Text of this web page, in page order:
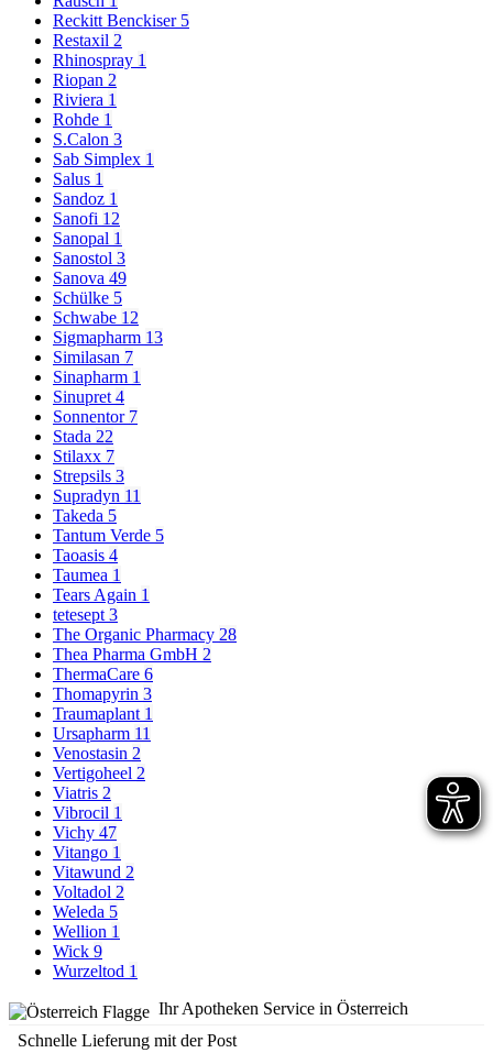
Reckitt Benckiser 5
Restaxil 2
Rhinospray 1
Riopan 2
Riviera 1
Rohde 1
S.Calon 3
Sab Simplex 1
Salus 1
Sandoz 1
Sanofi 12
Sanopal 1
Sanostol 3
Sanova 49
Schülke 5
Schwabe 12
Sigmapharm 13
Similasan 7
Sinapharm 1
Sinupret 4
Sonnentor 7
Stada 22
Stilaxx 7
Strepsils 3
Supradyn 11
Takeda 5
Tantum Verde 5
Taoasis 4
Taumea 1
Tears Again 1
tetesept 3
The Organic Pharmacy 28
Thea Pharma GmbH 2
ThermaCare 6
Thomapyrin 3
Traumaplant 1
Ursapharm 11
Venostasin 2
Vertigoheel 2
Viatris 2
Vibrocil 1
Vichy 47
Vitango 1
Vitawund 2
Voltadol 2
Weleda 5
Wellion 1
Wick 9
Wurzeltod 1
Ihr Apotheken Service in Österreich
Schnelle Lieferung mit der Post